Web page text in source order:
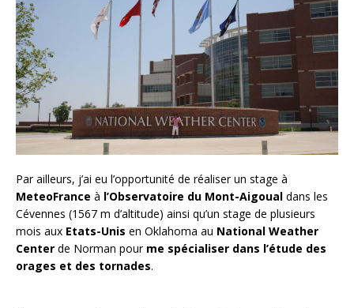
Par ailleurs, j’ai eu l’opportunité de réaliser un stage à
MeteoFrance à l’Observatoire du Mont-Aigoual dans les
Cévennes (1567 m d’altitude) ainsi qu’un stage de plusieurs
mois aux Etats-Unis en Oklahoma au National Weather
Center de Norman pour me spécialiser dans l’étude des
orages et des tornades.